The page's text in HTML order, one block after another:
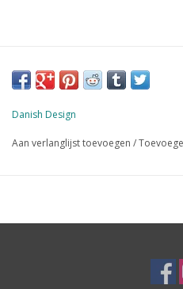
Danish Design
Aan verlanglijst toevoegen /